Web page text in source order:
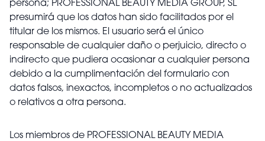
persona; PROFESSIONAL BEAUTY MEDIA GROUP, SL
presumirá que los datos han sido facilitados por el
titular de los mismos. El usuario será el único
responsable de cualquier daño o perjuicio, directo o
indirecto que pudiera ocasionar a cualquier persona
debido a la cumplimentación del formulario con
datos falsos, inexactos, incompletos o no actualizados
o relativos a otra persona.
Los miembros de PROFESSIONAL BEAUTY MEDIA